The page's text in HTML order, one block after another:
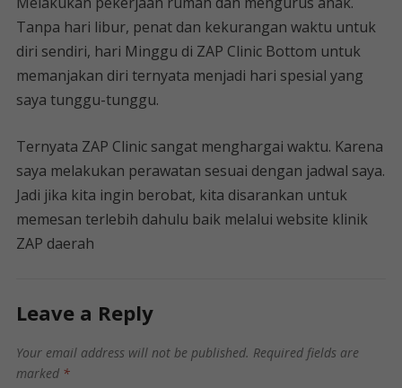
Tanpa hari libur, penat dan kekurangan waktu untuk
diri sendiri, hari Minggu di ZAP Clinic Bottom untuk
memanjakan diri ternyata menjadi hari spesial yang
saya tunggu-tunggu.
Ternyata ZAP Clinic sangat menghargai waktu. Karena
saya melakukan perawatan sesuai dengan jadwal saya.
Jadi jika kita ingin berobat, kita disarankan untuk
memesan terlebih dahulu baik melalui website klinik
ZAP daerah
Leave a Reply
Your email address will not be published. Required fields are
marked *